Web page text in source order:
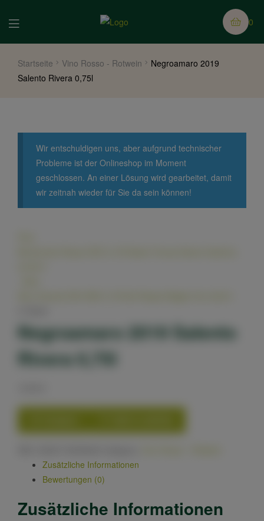
0
Startseite Vino Rosso - Rotwein
Negroamaro 2019
Salento Rivera 0,75l
Wir entschuldigen uns, aber aufgrund technischer
Probleme ist der Onlineshop im Moment
geschlossen. An einer Lösung wird gearbeitet, damit
wir zeitnah wieder für Sie da sein können!
Negroamaro 2019 Salento
Rivera 0,75l
Zusätzliche Informationen
Bewertungen (0)
Zusätzliche Informationen